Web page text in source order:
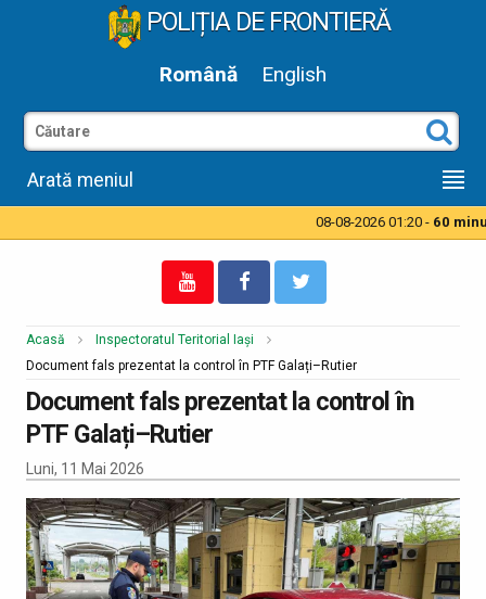
POLIȚIA DE FRONTIERĂ
Română English
Arată meniul
08-08-2026 01:20 - 60
Acasă
Inspectoratul Teritorial Iași
Document fals prezentat la control în PTF Galați–Rutier
Document fals prezentat la control în
PTF Galați–Rutier
Luni, 11 Mai 2026